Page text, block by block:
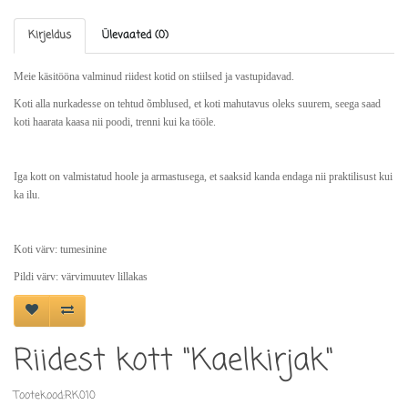
Kirjeldus Ülevaated (0)
Meie käsitööna valminud riidest kotid on stiilsed ja vastupidavad.
Koti alla nurkadesse on tehtud õmblused, et koti mahutavus oleks suurem, seega saad
koti haarata kaasa nii poodi, trenni kui ka tööle.
Iga kott on valmistatud hoole ja armastusega, et saaksid kanda endaga nii praktilisust kui
ka ilu.
Koti värv: tumesinine
Pildi värv: värvimuutev lillakas
Riidest kott "Kaelkirjak"
Tootekood:RK010